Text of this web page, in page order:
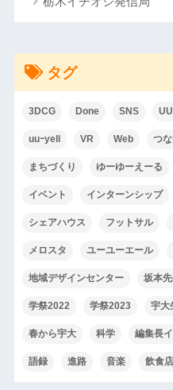
タグ
3DCG Done SNS
uuｰyell VR Web つ
まちづくり ゆーゆーえーる
イベント インターンシップ
シェアハウス フットサル
メロスタ ユーユーエール
地域デザインセンター 坂本
学祭2022 学祭2023 宇大
春から宇大 科学 編集長
語録 進路 音楽 飲食